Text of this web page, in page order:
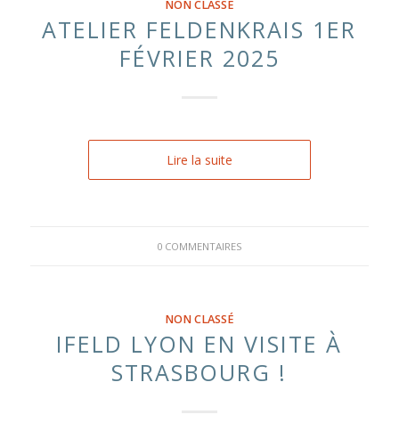
NON CLASSÉ
ATELIER FELDENKRAIS 1ER
FÉVRIER 2025
Lire la suite
0 COMMENTAIRES
NON CLASSÉ
IFELD LYON EN VISITE À
STRASBOURG !